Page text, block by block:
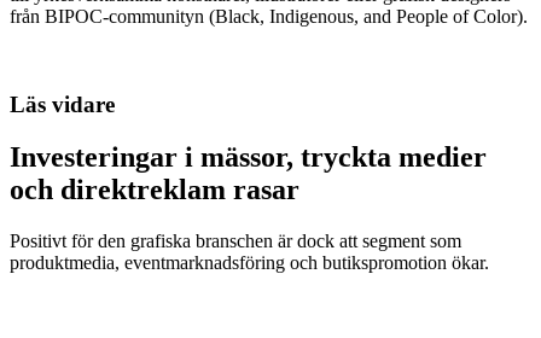
från BIPOC-communityn (Black, Indigenous, and People of Color).
Läs vidare
Investeringar i mässor, tryckta medier
och direktreklam rasar
Positivt för den grafiska branschen är dock att segment som
produktmedia, eventmarknadsföring och butikspromotion ökar.